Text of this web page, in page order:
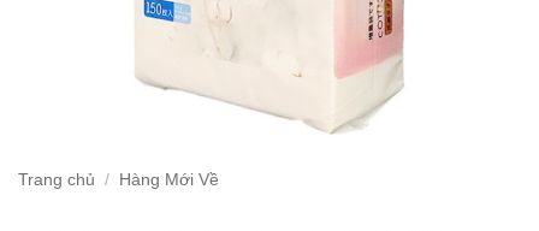
Trang chủ / Hàng Mới Về